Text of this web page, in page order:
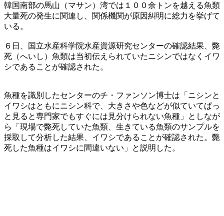
韓国南部の馬山（マサン）湾では１００余トンを越える魚類
大量死の発生に関連し、関係機関が原因糾明に総力を挙げて
いる。
６日、国立水産科学院水産資源研究センターの確認結果、斃
死（へいし）魚類は当初伝えられていたニシンではなくイワ
シであることが確認された。
魚種を識別したセンターのチ・ファンソン博士は「ニシンと
イワシはともにニシン科で、大きさや色などが似ていてぱっ
と見ると専門家でもすぐには見分けられない魚種」としなが
ら「現場で斃死していた魚類、生きている魚類のサンプルを
採取して分析した結果、イワシであることが確認された。斃
死した魚種はイワシに間違いない」と説明した。